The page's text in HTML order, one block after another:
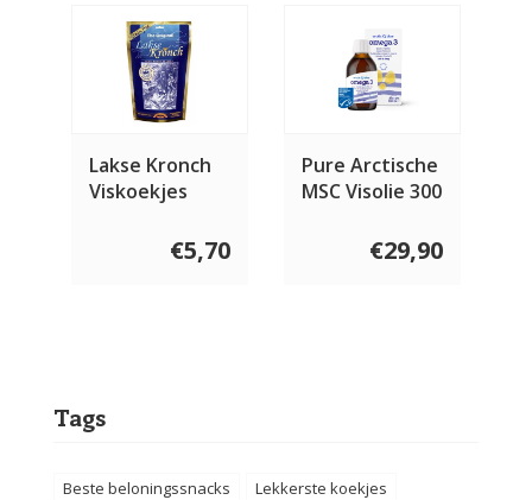
Lakse Kronch
Viskoekjes
€5,70
Pure Arctische
MSC Visolie 300
€29,90
Tags
Beste beloningssnacks
Lekkerste koekjes